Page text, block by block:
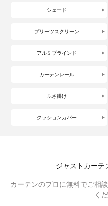
シェード
プリーツスクリーン
アルミブラインド
カーテンレール
ふさ掛け
クッションカバー
ジャストカーテ
カーテンのプロに無料でご相
く